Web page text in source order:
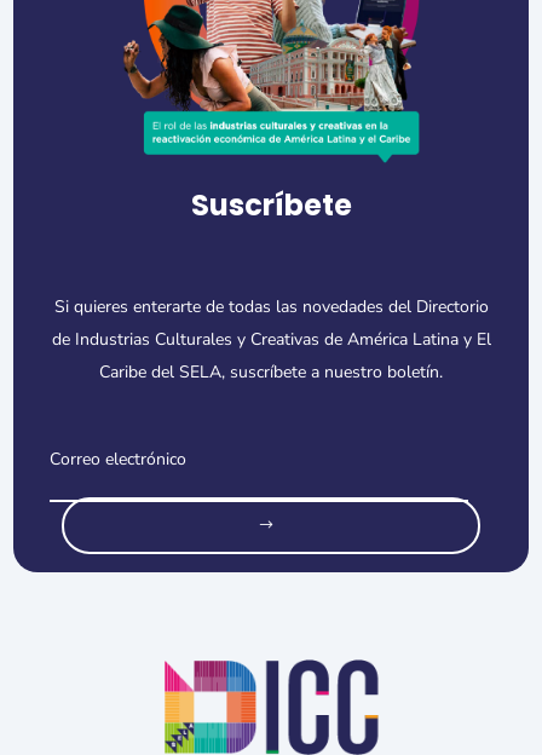
Suscríbete
Si quieres enterarte de todas las novedades del Directorio
de Industrias Culturales y Creativas de América Latina y El
Caribe del SELA, suscríbete a nuestro boletín.